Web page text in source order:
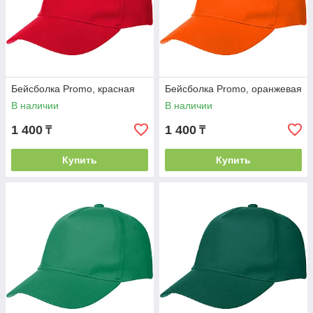
Лёгкий вес и комфорт при длительном ношении.
Бюджетная стоимость при достойном качестве, что
делает модель оптимальной для массовых заказов.
Возможные виды нанесения логотипа:
брендирования.
Термотрансфер
— точная передача цветов и
— яркие и четкие изображения.
Шелкография
— оптимальна для крупных тиражей.
Где можно использовать бейсболку Promo:
промо-акции и рекламные мероприятия;
корпоративная форма сотрудников;
сувенирная и подарочная продукция для клиентов и
партнеров;
спортивная форма для команд и клубов;
Бейсболка Promo, красная
В наличии
1 400 ₸
Купить
Бейсболка Promo, оранжевая
В наличии
1 400 ₸
Купить